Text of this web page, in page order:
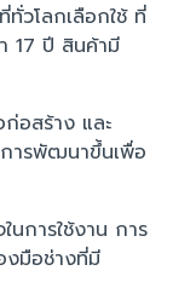
วโลกเลือกใช้ ที่
17 ปี สินค้ามี
อสร้าง และ
ารพัฒนาขึ้นเพื่อ
นการใช้งาน การ
งมือช่างที่มี